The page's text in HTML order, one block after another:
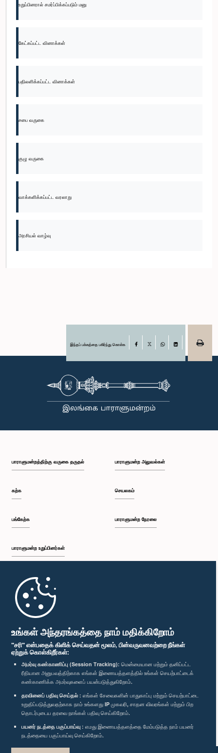
உங்கள் அந்தரங்கத்தை நாம் மதிக்கிறோம்
"சரி" என்பதைக் கிளிக் செய்வதன் மூலம், பின்வருவனவற்றை நீங்கள்
ஏற்றுக் கொள்கிறீர்கள்:
அமர்வு கண்காணிப்பு (Session Tracking): மென்மையான மற்றும் தனிப்பட்ட
ரீதியான அனுபவத்திற்காக எங்கள் இணையத்தளத்தில் உங்கள் செயற்பாட்டைக்
கண்காணிக்க அமர்வுகளைப் பயன்படுத்துகிறோம்.
தரவினைப் பதிவு செய்தல் : எங்கள் சேவைகளின் பாதுகாப்பு மற்றும் செயற்பாட்டை
உறுதிப்படுத்துவதற்காக நாம் உங்களது IP முகவரி, சாதன விவரங்கள் மற்றும் பிற
தொடர்புடைய தரவை நாங்கள் பதிவு செய்கிறோம்.
பயனர் நடத்தை பகுப்பாய்வு : எமது இணையத்தளத்தை மேம்படுத்த நாம் பயனர்
நடத்தையை பகுப்பாய்வு செய்கிறோம்.
உறுப்பினரால் சமர்ப்பிக்கப்படும் மனு
கேட்கப்பட்ட வினாக்கள்
பதிலளிக்கப்பட்ட வினாக்கள்
சபை வருகை
குழு வருகை
வாக்களிக்கப்பட்ட வரலாறு
அரசியல் வாழ்வு
இந்தப் பக்கத்தை பகிர்ந்து கொள்க Facebook
பாராளுமன்றத்திற்கு வருகை தருதல்
கற்க
பங்கேற்க
பாராளுமன்ற உறுப்பினர்கள்
முதற்பக்கம்
பாராளுமன்ற அலுவல்கள்
செயலகம்
பாராளுமன்ற நேரலை
பாராளுமன்ற கையடக்க செயலி
எம்மை பின்தொடர்க :
விருதுகள்
தனியுரிமைக் கொள்கை